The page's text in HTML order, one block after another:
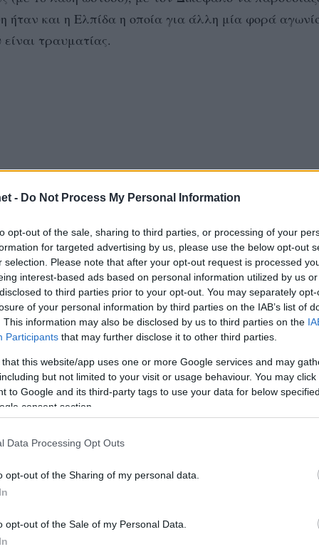
- Do Not Process My Personal Information
opt-out of the sale, sharing to third parties, or processing of your
for targeted advertising by us, please use the below opt-out
selection. Please note that after your opt-out request is processed
interest-based ads based on personal information utilized by us
to third parties prior to your opt-out. You may separately
of your personal information by third parties on the IAB’s list of
This information may also be disclosed by us to third parties on the
Participants that may further disclose it to other third parties.
that this website/app uses one or more Google services and may
but not limited to your visit or usage behaviour. You may
to Google and its third-party tags to use your data for below
consent section.
Data Processing Opt Outs
opt-out of the Sharing of my personal data.
opt-out of the Sale of my Personal Data.
ήταν και η Ελπίδα η οποία για άλλη μία φορά
τραυματίας.
«Καταρχάς μπράβο στην Ελπίδα, τους εύχομαι
στο σέρβις και στην πρώτη μπάλα. Ήμασταν
στην τεχνική και πρέπει να το βελτιώσουμε.
τη συγκέντρωση που έπρεπε και χάσαμε
γίνουμε ακόμη πιο ανταγωνιστικοί στη συνέχεια».
«Καλά τα “μπράβο” και η καλή εμφάνιση και το
να είχαμε πάρει κάποιους βαθμούς στην
μεγάλο μπράβο στα παιδιά, γιατί ήταν
νεκρά διαστήματα που μας στοίχισαν στα
απέναντι σ’ έναν πολύ πιο δυνατό αντίπαλο, δεν
παιχνίδια, εκτός των άλλων επειδή κατεβήκαμε